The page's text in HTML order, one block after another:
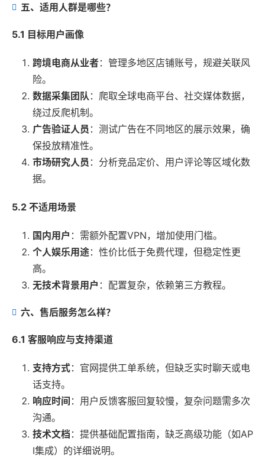
五、适用人群是哪些？
5.1 目标用户画像
跨境电商从业者：管理多地区店铺账号，规避关联风
险。
数据采集团队 ：爬取全球电商平台、社交媒体数据，
绕过反爬机制。
广告验证人员 ：测试广告在不同地区的展示效果，确
保投放精准性。
市场研究人员 ：分析竞品定价、用户评论等区域化数
据。
5.2 不适用场景
国内用户 ：需额外配置VPN，增加使用门槛。
个人娱乐用途：性价比低于免费代理，但稳定性更
高。
无技术背景用户 ：配置复杂，依赖第三方教程。
六、售后服务怎么样？
6.1 客服响应与支持渠道
支持方式：官网提供工单系统，但缺乏实时聊天或电
话支持。
响应时间 ：用户反馈客服回复较慢，复杂问题需多次
沟通。
技术文档 ：提供基础配置指南，缺乏高级功能（如AP
I集成）的详细说明。